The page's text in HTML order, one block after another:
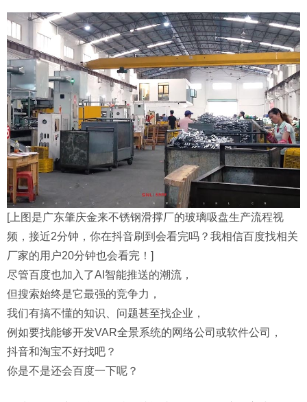
[上图是广东肇庆金来不锈钢滑撑厂的玻璃吸盘生产流程视
频，接近2分钟，你在抖音刷到会看完吗？我相信百度找相关
厂家的用户20分钟也会看完！]
尽管百度也加入了AI智能推送的潮流，
但搜索始终是它最强的竞争力，
我们有搞不懂的知识、问题甚至找企业，
例如要找能够开发VAR全景系统的网络公司或软件公司，
抖音和淘宝不好找吧？
你是不是还会百度一下呢？